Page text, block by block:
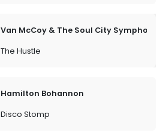
Van McCoy & The Soul City Symphony
The Hustle
Hamilton Bohannon
Disco Stomp